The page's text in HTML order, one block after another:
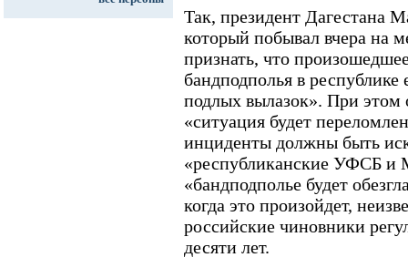
Так, президент Дагестана
который побывал вчера на
признать, что
бандподполья в
подлых вылазок». При этом
«ситуация будет
инциденты должны быть
«республиканские УФСБ
«бандподполье будет
когда это произойдет,
российские чиновники
десяти лет.